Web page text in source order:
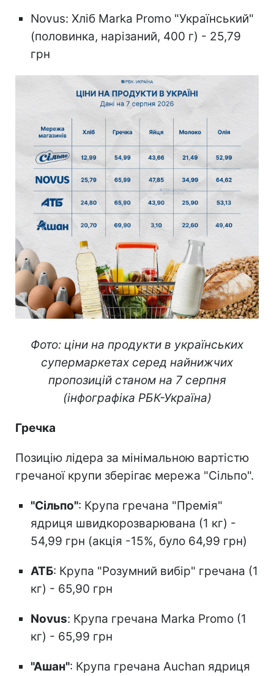
Novus: Хліб Marka Promo "Український"
(половинка, нарізаний, 400 г) - 25,79
грн
Фото: ціни на продукти в українських
супермаркетах серед найнижчих
пропозицій станом на 7 серпня
(інфографіка РБК-Україна)
Гречка
Позицію лідера за мінімальною вартістю
гречаної крупи зберігає мережа "Сільпо".
"Сільпо": Крупа гречана "Премія"
ядриця швидкорозварювана (1 кг) -
54,99 грн (акція -15%, було 64,99 грн)
АТБ: Крупа "Розумний вибір" гречана (1
кг) - 65,90 грн
Novus: Крупа гречана Marka Promo (1
кг) - 65,99 грн
"Ашан": Крупа гречана Auchan ядриця